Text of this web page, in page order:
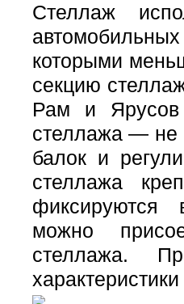
Стеллаж
которыми
секцию
Рам и Ярусов
стеллажа — не
балок и
стеллажа
фиксируются
можно
стеллажа.